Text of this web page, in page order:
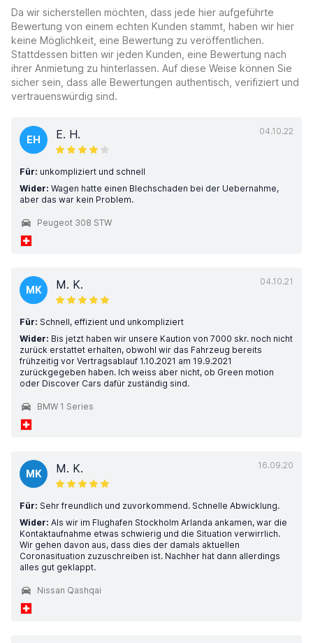
Da wir sicherstellen möchten, dass jede hier aufgeführte
Bewertung von einem echten Kunden stammt, haben wir hier
keine Möglichkeit, eine Bewertung zu veröffentlichen.
Stattdessen bitten wir jeden Kunden, eine Bewertung nach
ihrer Anmietung zu hinterlassen. Auf diese Weise können Sie
sicher sein, dass alle Bewertungen authentisch, verifiziert und
vertrauenswürdig sind.
04.10.22
EH E. H.
Für: unkompliziert und schnell
Wider: Wagen hatte einen Blechschaden bei der Uebernahme,
aber das war kein Problem.
Peugeot 308 STW
04.10.21
MK M. K.
Für: Schnell, effizient und unkompliziert
Wider: Bis jetzt haben wir unsere Kaution von 7000 skr. noch nicht
zurück erstattet erhalten, obwohl wir das Fahrzeug bereits
frühzeitig vor Vertragsablauf 1.10.2021 am 19.9.2021
zurückgegeben haben. Ich weiss aber nicht, ob Green motion
oder Discover Cars dafür zuständig sind.
BMW 1 Series
16.09.20
MK M. K.
Für: Sehr freundlich und zuvorkommend. Schnelle Abwicklung.
Wider: Als wir im Flughafen Stockholm Arlanda ankamen, war die
Kontaktaufnahme etwas schwierig und die Situation verwirrlich.
Wir gehen davon aus, dass dies der damals aktuellen
Coronasituation zuzuschreiben ist. Nachher hat dann allerdings
alles gut geklappt.
Nissan Qashqai